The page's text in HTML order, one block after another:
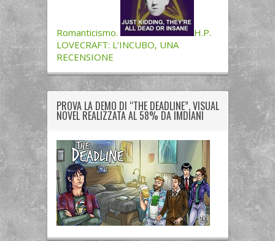
Romanticismo.
H.P.
LOVECRAFT: L’INCUBO, UNA
RECENSIONE
PROVA LA DEMO DI “THE DEADLINE”, VISUAL
NOVEL REALIZZATA AL 58% DA IMDIANI